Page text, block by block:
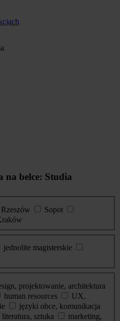
na belce: Studia
Rzeszów
Sopot
jednolite magisterskie
projektowanie, architektura
human resources
UX,
języki obce, komunikacja
sztuka
marketing,